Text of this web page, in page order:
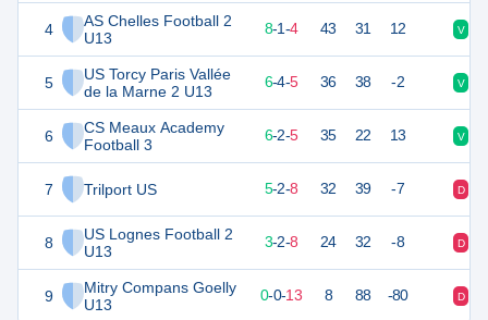
4
AS Chelles Football 2
U13
5
US Torcy Paris Vallée
de la Marne 2 U13
6
CS Meaux Academy
Football 3
7 Trilport US
8
US Lognes Football 2
U13
9
Mitry Compans Goelly
U13
25 13 8-1-4 43 31 12 V
22 15 6-4-5 36 38 -2 V
20 6-2-5 35 22 13 V
5-2-8 32 39 -7 D
11 13 3-2-8 24 32 -8 D
-2 15 0-0-13 8 88 -80 D